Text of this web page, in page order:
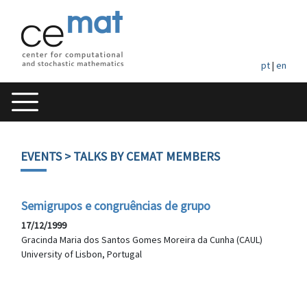
pt| en
EVENTS> TALKS BY CEMAT MEMBERS
Semigrupos e congruências de grupo
17/12/1999
Gracinda Maria dos Santos Gomes Moreira da Cunha (CAUL)
University of Lisbon, Portugal